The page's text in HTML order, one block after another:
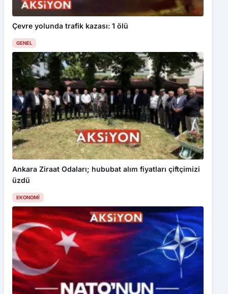
Çevre yolunda trafik kazası: 1 ölü
GENEL
Ankara Ziraat Odaları; hububat alım fiyatları çiftçimizi
üzdü
EKONOMI